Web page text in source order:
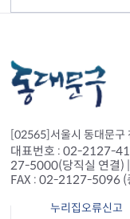
[02565]서울시 동대문구
대표번호 : 02-2127-
27-5000(당직실 연결)
FAX : 02-2127-5096 (
누리집오류신고